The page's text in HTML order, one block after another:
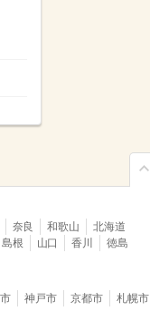
奈良 和歌山
北海道
島根 山口 香川
徳島
神戸市 京都市
札幌市